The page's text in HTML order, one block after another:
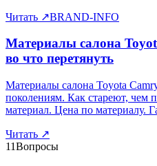
Читать ↗BRAND-INFO
Материалы салона
во что перетянуть
Материалы салона Toyota
поколениям. Как стареют, чем
материал. Цена по материалу.
Читать ↗
11Вопросы